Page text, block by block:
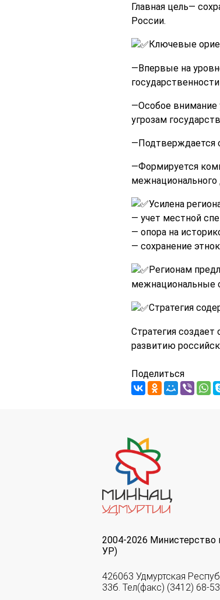
Главная цель—
России.
Ключевые
—Впервые на
государственности
—Особое внимание
угрозам
—Подтверждается
—Формируется
межнационального
Усилена
— учет местной
— опора на
— сохранение
Регионам
межнациональные
Стратегия
Стратегия
развитию
Поделиться
2004-2026 Министерство
УР)
426063 Удмуртская
33б. Тел(факс) (3412) 68-